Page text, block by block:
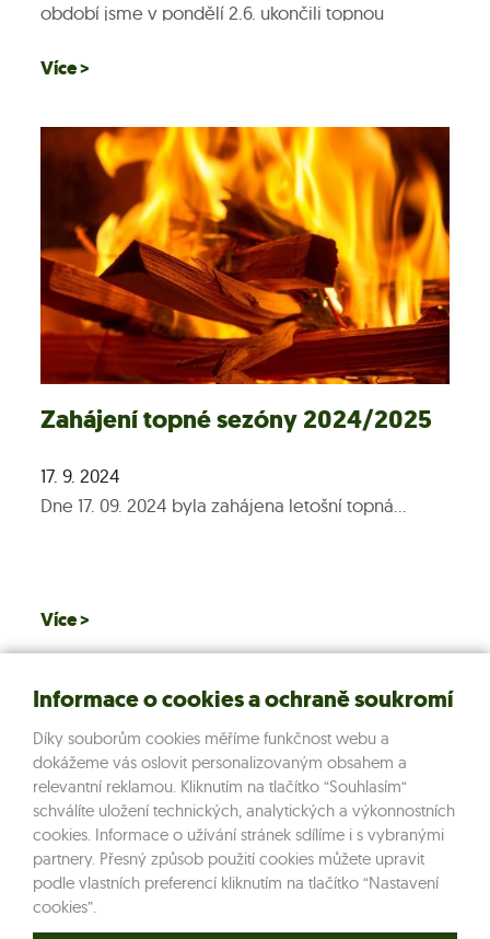
období jsme v pondělí 2.6. ukončili topnou
Více >
Zahájení topné sezóny 2024/2025
17. 9. 2024
Dne 17. 09. 2024 byla zahájena letošní topná...
Více >
Dukovanská teplárenská s.r.o.
Dukovany 99, 675 56
e:info@dukovanska-teplarenska.cz
t:+420 734 645 055
Informace o cookies a ochraně soukromí
Díky souborům cookies měříme funkčnost webu a
dokážeme vás oslovit personalizovaným obsahem a
relevantní reklamou. Kliknutím na tlačítko “Souhlasím“
schválíte uložení technických, analytických a výkonnostních
cookies. Informace o užívání stránek sdílíme i s vybranými
partnery. Přesný způsob použití cookies můžete upravit
podle vlastních preferencí kliknutím na tlačítko “Nastavení
cookies”.